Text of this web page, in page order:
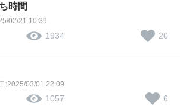
時間
02/21 10:39
1934 20
:2025/03/01 22:09
1057 6